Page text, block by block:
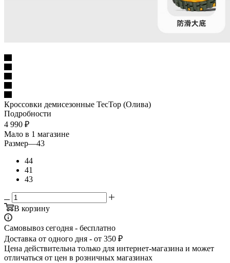
Кроссовки демисезонные ТесТор (Олива)
Подробности
4 990 ₽
Мало в 1 магазине
Размер—43
44
41
43
В корзину
Самовывоз сегодня - бесплатно
Доставка от одного дня - от 350 ₽
Цена действительна только для интернет-магазина и может
отличаться от цен в розничных магазинах